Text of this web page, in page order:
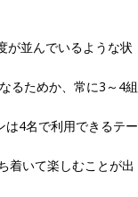
が並んでいるような状
るためか、常に3～4組
4名で利用できるテー
着いて楽しむことが出